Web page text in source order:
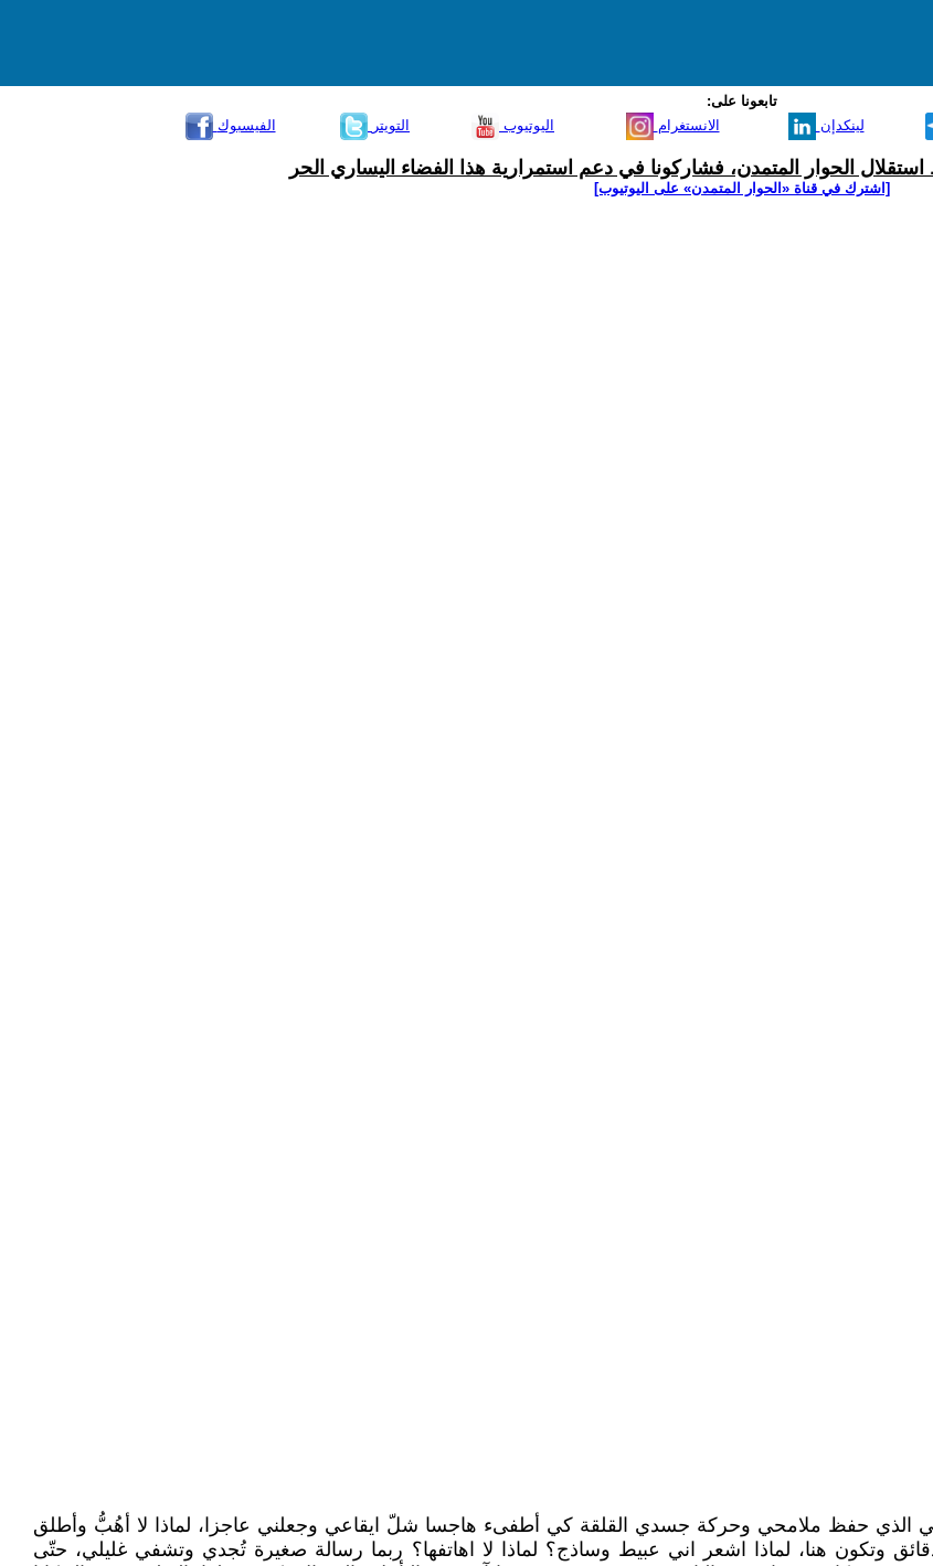
تابعونا على:
الفيسبوك
التويتر اليوتيوب الانستغرام لينكدإن
استقلال الحوار المتمدن، فشاركونا في دعم استمرارية هذا الفضاء اليساري الحر
[اشترك في قناة ‫«الحوار المتمدن» على اليوتيوب]
الذي حفظ ملامحي وحركة جسدي القلقة كي أطفىء هاجسا شلّ ايقاعي وجعلني عاجزا، لماذا لا أهُبُّ وأطلق
وتكون هنا، لماذا اشعر اني عبيط وساذج؟ لماذا لا اهاتفها؟ ربما رسالة صغيرة تُجدي وتشفي غليلي، حتّى